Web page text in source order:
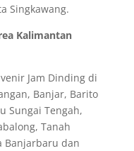
Singkawang.
Kalimantan
Jam Dinding di
Banjar, Barito
Sungai Tengah,
Tanah
Banjarbaru dan